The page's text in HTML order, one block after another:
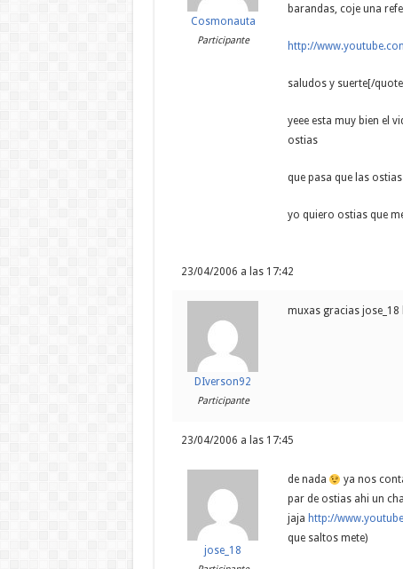
Cosmonauta
Participante
barandas, coje una
http://
saludos y suerte[/
yeee esta muy bien el
ostias
que pasa que las ostias
yo quiero ostias que
23/04/2006 a las 17:42
DIverson92
Participante
muxas gracias
23/04/2006 a las 17:45
jose_18
de nada
ya nos
par de ostias ahi un
jaja http://
que saltos mete)